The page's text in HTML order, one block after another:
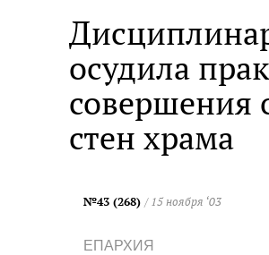
осудила
совершения
стен храма
№43 (268) / 15 ноября ‘03
ЕПАРХИЯ